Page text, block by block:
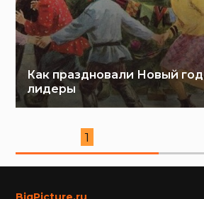
Как праздновали Новый
лидеры
1